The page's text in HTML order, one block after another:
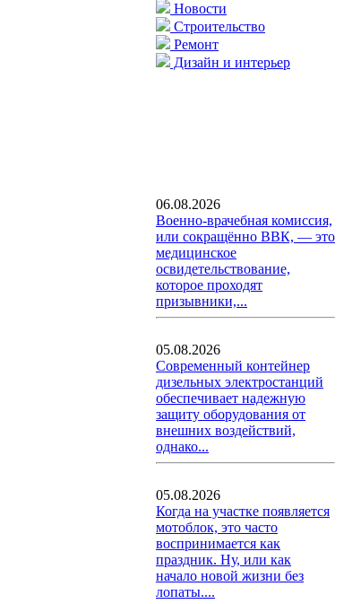
Новости
Строительство
Ремонт
Дизайн и интерьер
06.08.2026
Военно-врачебная комиссия,
или сокращённо ВВК, — это
медицинское
освидетельствование,
которое проходят
призывники,...
05.08.2026
Современный контейнер
дизельных электростанций
обеспечивает надежную
защиту оборудования от
внешних воздействий,
однако...
05.08.2026
Когда на участке появляется
мотоблок, это часто
воспринимается как
праздник. Ну, или как
начало новой жизни без
лопаты....